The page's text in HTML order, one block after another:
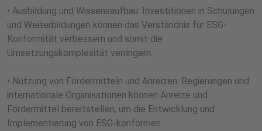
• Ausbildung und Wissensaufbau: Investitionen in Schulungen
und Weiterbildungen können das Verständnis für ESG-
Konformität verbessern und somit die
Umsetzungskomplexität verringern.
• Nutzung von Fördermitteln und Anreizen: Regierungen und
internationale Organisationen können Anreize und
Fördermittel bereitstellen, um die Entwicklung und
Implementierung von ESG-konformen